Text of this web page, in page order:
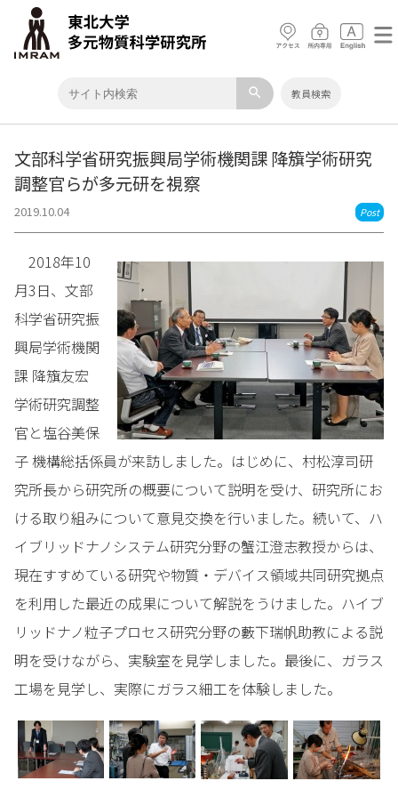
search 教員検索
文部科学省研究振興局学術機関課 降籏学術研究
調整官らが多元研を視察
2019.10.04 Post
2018年10
月3日、文部
科学省研究振
興局学術機関
課 降籏友宏
学術研究調整
官と塩谷美保
子 機構総括係員が来訪しました。はじめに、村松淳司研
究所長から研究所の概要について説明を受け、研究所にお
ける取り組みについて意見交換を行いました。続いて、ハ
イブリッドナノシステム研究分野の蟹江澄志教授からは、
現在すすめている研究や物質・デバイス領域共同研究拠点
を利用した最近の成果について解説をうけました。ハイブ
リッドナノ粒子プロセス研究分野の藪下瑞帆助教による説
明を受けながら、実験室を見学しました。最後に、ガラス
工場を見学し、実際にガラス細工を体験しました。